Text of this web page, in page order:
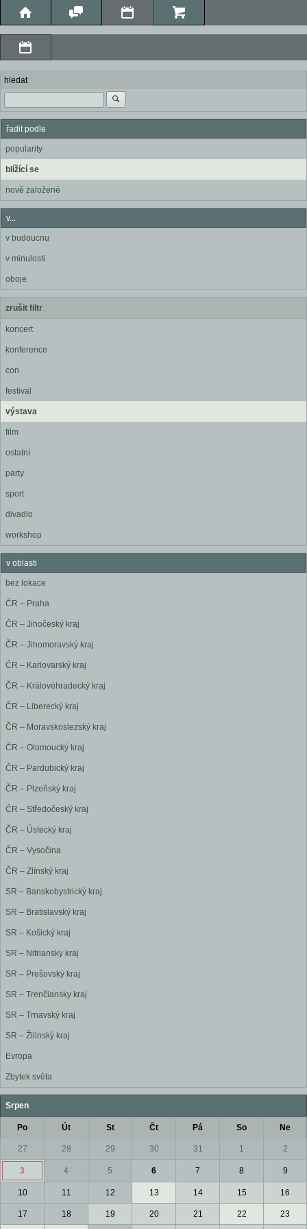
hledat
řadit podle
popularity
blížící se
nově založené
v...
v budoucnu
v minulosti
oboje
zrušit filtr
koncert
konference
con
festival
výstava
film
ostatní
party
sport
divadlo
workshop
v oblasti
bez lokace
ČR – Praha
ČR – Jihočeský kraj
ČR – Jihomoravský kraj
ČR – Karlovarský kraj
ČR – Královéhradecký kraj
ČR – Liberecký kraj
ČR – Moravskoslezský kraj
ČR – Olomoucký kraj
ČR – Pardubický kraj
ČR – Plzeňský kraj
ČR – Středočeský kraj
ČR – Ústecký kraj
ČR – Vysočina
ČR – Zlínský kraj
SR – Banskobystrický kraj
SR – Bratislavský kraj
SR – Košický kraj
SR – Nitriansky kraj
SR – Prešovský kraj
SR – Trenčiansky kraj
SR – Trnavský kraj
SR – Žilinský kraj
Evropa
Zbytek světa
Srpen
Po Út St Čt Pá So Ne
27 28 29 30 31 1 2
3 4 5 6 7 8 9
10 11 12 13 14 15 16
17 18 19 20 21 22 23